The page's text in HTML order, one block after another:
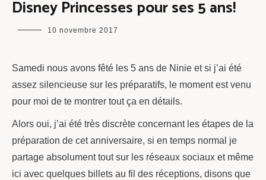
Disney Princesses pour ses 5 ans!
maman
10 novembre 2017
Samedi nous avons fêté les 5 ans de Ninie et si j’ai été
assez silencieuse sur les préparatifs, le moment est venu
pour moi de te montrer tout ça en détails.
Alors oui, j’ai été très discrète concernant les étapes de la
préparation de cet anniversaire, si en temps normal je
partage absolument tout sur les réseaux sociaux et même
ici avec quelques billets au fil des réceptions, disons que